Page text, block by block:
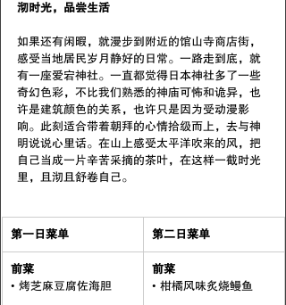
沏时光，品尝生活
如果还有闲暇，就漫步到附近的馆山寺商店街，
感受当地居民岁月静好的日常。一路走到底，就
有一座爱宕神社。一直都觉得日本神社多了一些
奇幻色彩，不比我们熟悉的神庙可怖和诡异，也
许是建筑颜色的关系，也许只是因为受动漫影
响。此刻适合带着朝拜的心情拾级而上，去与神
明说说心里话。在山上感受太平洋吹来的风，把
自己当成一片辛苦采摘的茶叶，在这样一截时光
里，且沏且舒卷自己。
第一日菜单 第二日菜单
前菜
• 烤芝麻豆腐佐海胆
前菜
• 柑橘风味炙烧鳗鱼